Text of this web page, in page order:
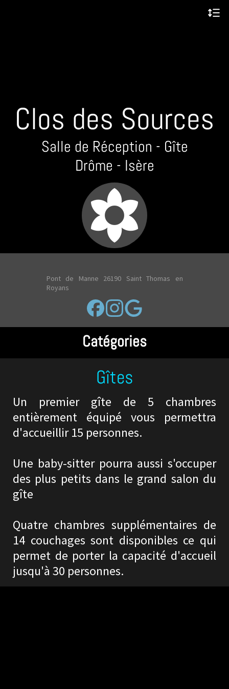
Clos des Sources
Salle de Réception - Gîte
Drôme - Isère
filter_vintage
Pont de Manne 26190 Saint Thomas en
Royans
Catégories
Gîtes
Un premier gîte de 5 chambres
entièrement équipé vous permettra
d'accueillir 15 personnes.
Une baby-sitter pourra aussi s'occuper
des plus petits dans le grand salon du
gîte
Quatre chambres supplémentaires de
14 couchages sont disponibles ce qui
permet de porter la capacité d'accueil
jusqu'à 30 personnes.